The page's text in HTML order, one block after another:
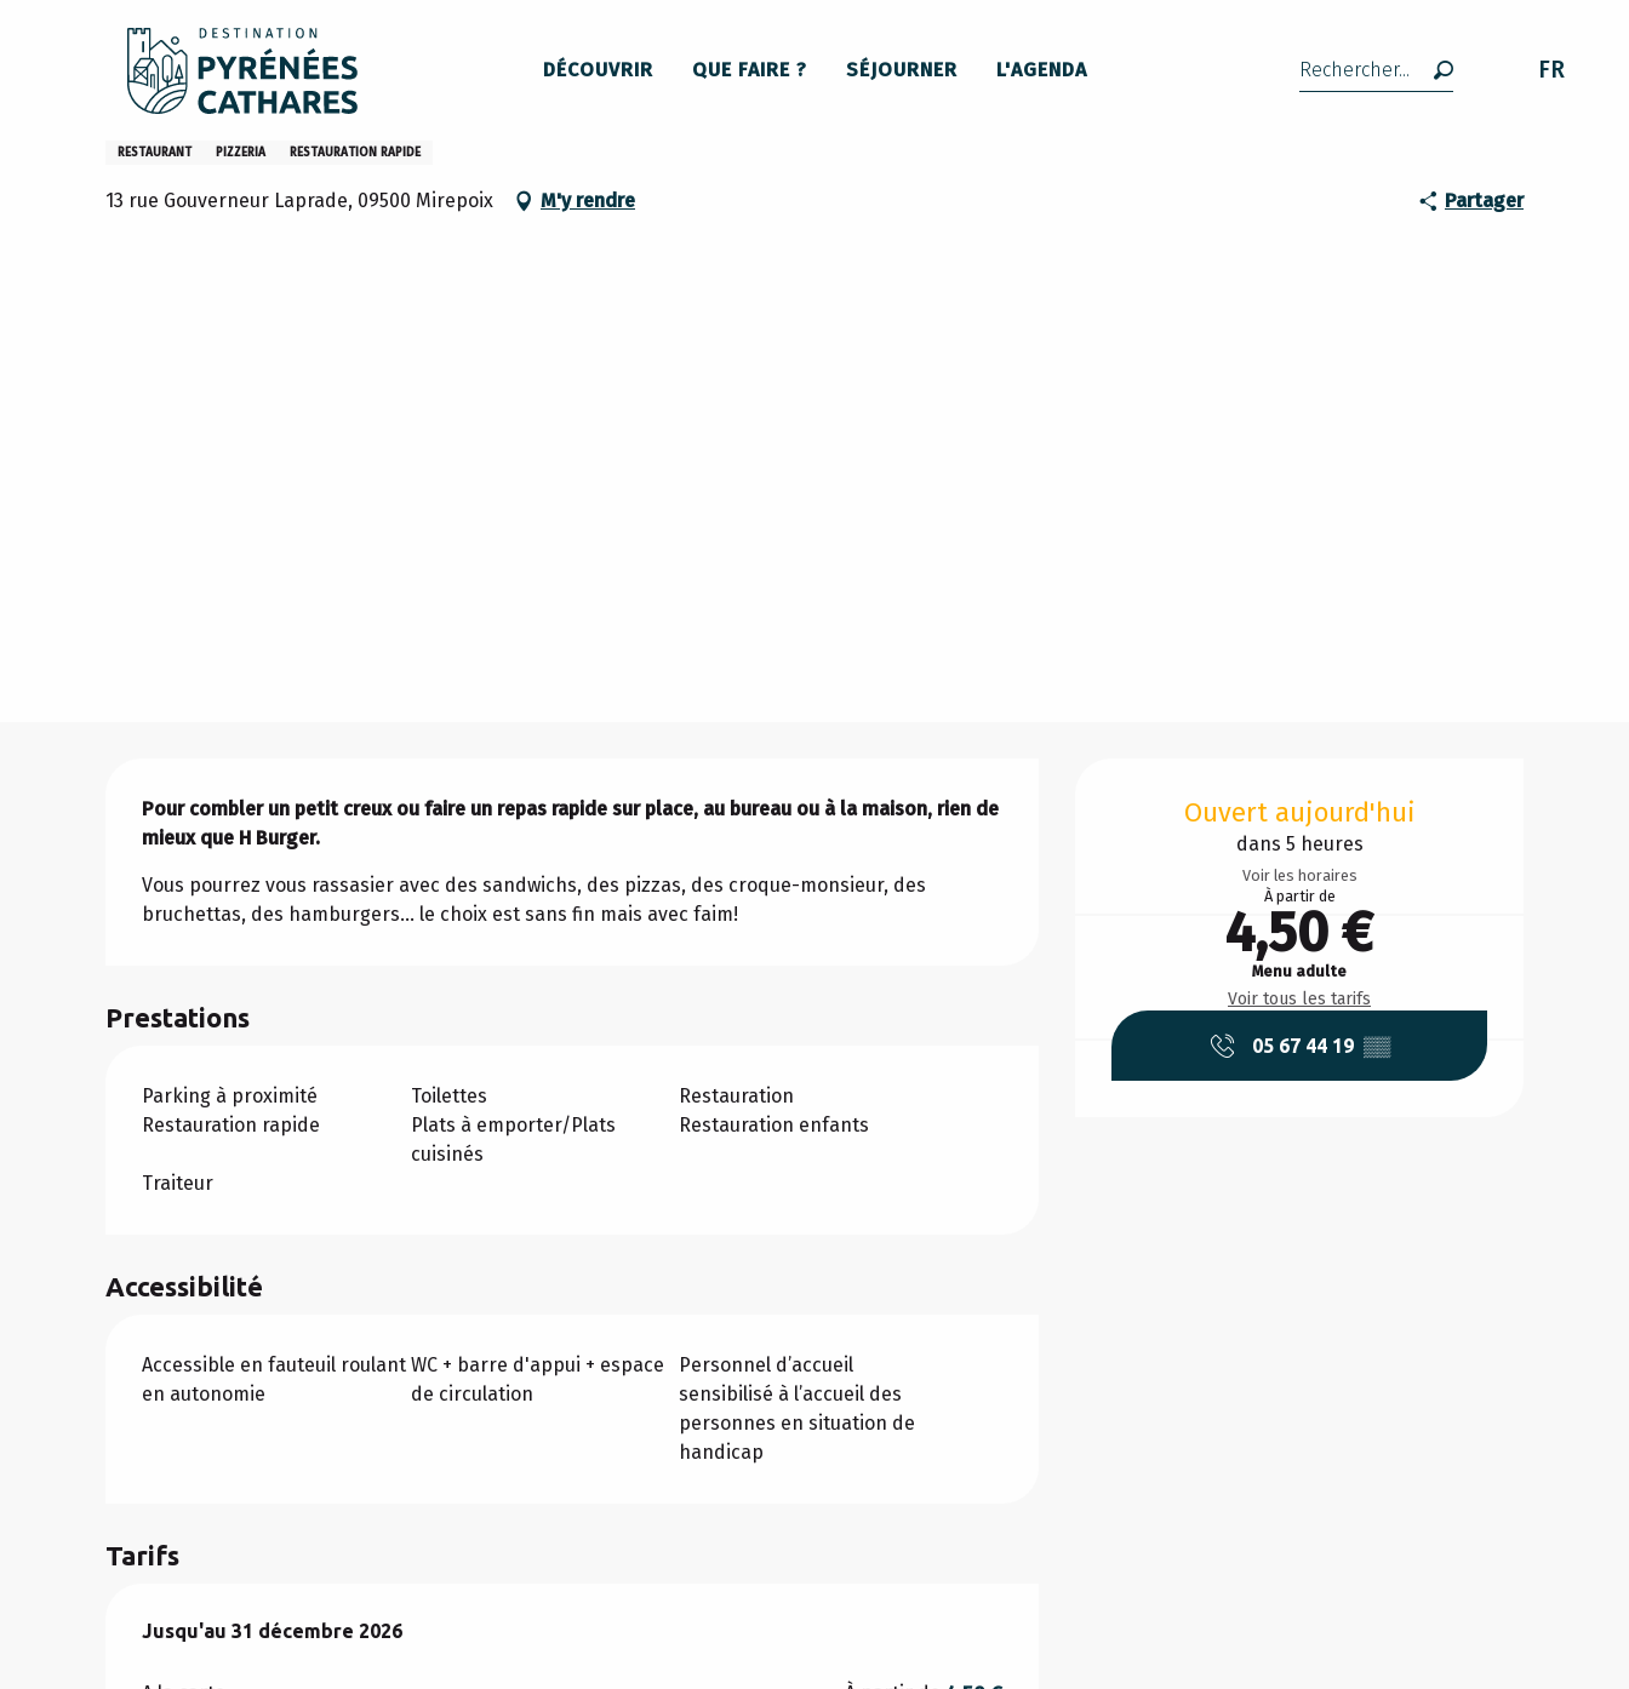
Recherche FR
DÉCOUVRIR QUE FAIRE ? SÉJOURNER L'AGENDA
Accueil Sejourner Restaurants
H Burger
RESTAURANT PIZZERIA RESTAURATION RAPIDE
13 rue Gouverneur Laprade, 09500 Mirepoix M'y rendre Partager
Ouvert aujourd'hui
dans 5 heures
Voir les horaires
À partir de
4,50 €
Menu adulte
Voir tous les tarifs
05 67 44 19 ▒▒
Pour combler un petit creux ou faire un repas rapide sur place, au bureau ou à la maison, rien de
mieux que H Burger.
Vous pourrez vous rassasier avec des sandwichs, des pizzas, des croque-monsieur, des
bruchettas, des hamburgers... le choix est sans fin mais avec faim!
Prestations
Parking à proximité Toilettes
Restauration
Restauration rapide
Plats à emporter/Plats
cuisinés
Restauration enfants
Traiteur
Accessibilité
Accessible en fauteuil roulant
en autonomie
WC + barre d'appui + espace
de circulation
Personnel d’accueil
sensibilisé à l’accueil des
personnes en situation de
handicap
Tarifs
Du3 janvier 2026au31 décembre 2026
Jusqu'au 31 décembre 2026